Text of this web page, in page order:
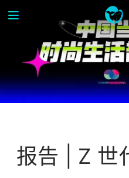
报告 | Z 世